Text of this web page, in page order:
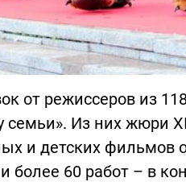
от режиссеров из
семьи». Из них жюри
и детских фильмов
более 60 работ – в